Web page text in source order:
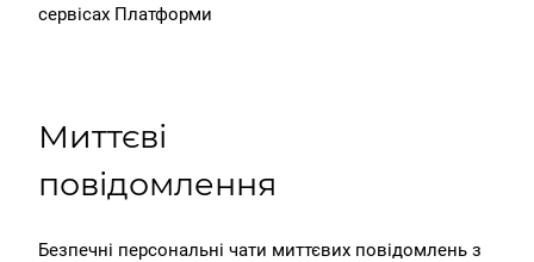
сервісах Платформи
Миттєві
повідомлення
Безпечні персональні чати миттєвих повідомлень з